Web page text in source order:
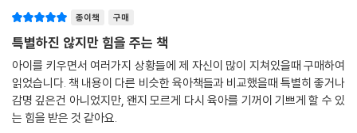
자기주도적으로 변하면서 불거졌다. 지연씨는 ‘나만 의지해야 하는데’ ‘나
한테 감히’라는 불안과 분노가 동시에 들면서 한때 아이를 던져버리고 싶
은 충동마저 느꼈고 그럴 때면 아이를 차갑게 대했다.
저자는 아영이 마음에서 엄마 지연씨 마음으로 옮겨가면서 엄마도 ‘분리개
별화’가 잘 이뤄져야 한다고 설득한다. “소중한 존재를 잃어버리는 듯한 불
안함과 내 존재 의미가 없어지는 느낌이 들겠지만, 아이가 세상을 탐색하
종이책 구매
특별하진 않지만 힘을 주는 책
아이를 키우면서 여러가지 상황들에 제 자신이 많이 지쳐있을때 구매하여
읽었습니다. 책 내용이 다른 비슷한 육아책들과 비교했을때 특별히 좋거나
감명 깊은건 아니었지만, 왠지 모르게 다시 육아를 기꺼이 기쁘게 할 수 있
는 힘을 받은 것 같아요.